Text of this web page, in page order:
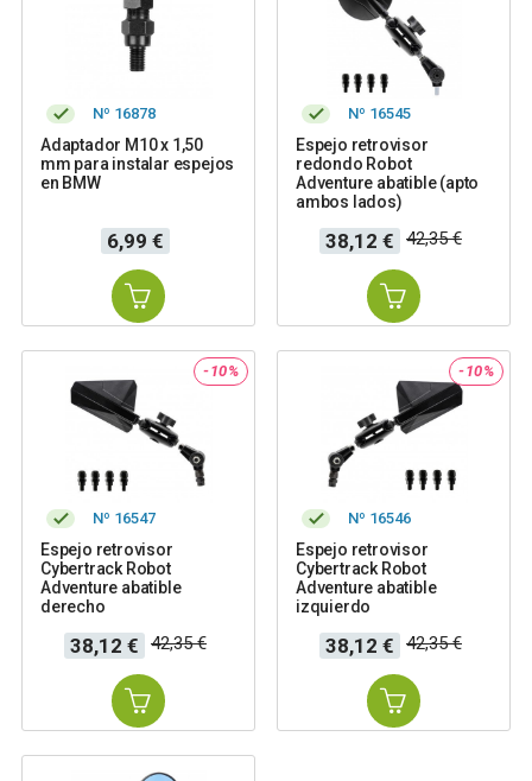
Nº 16878
Adaptador M10 x 1,50
mm para instalar espejos
en BMW
Precio
6,99 €
Nº 16545
Espejo retrovisor
redondo Robot
Adventure abatible (apto
ambos lados)
Precio
38,12 €
Precio
base
42,35 €
-10%
Nº 16547
Espejo retrovisor
Cybertrack Robot
Adventure abatible
derecho
Precio
38,12 €
Precio
base
42,35 €
-10%
Nº 16546
Espejo retrovisor
Cybertrack Robot
Adventure abatible
izquierdo
Precio
38,12 €
Precio
base
42,35 €